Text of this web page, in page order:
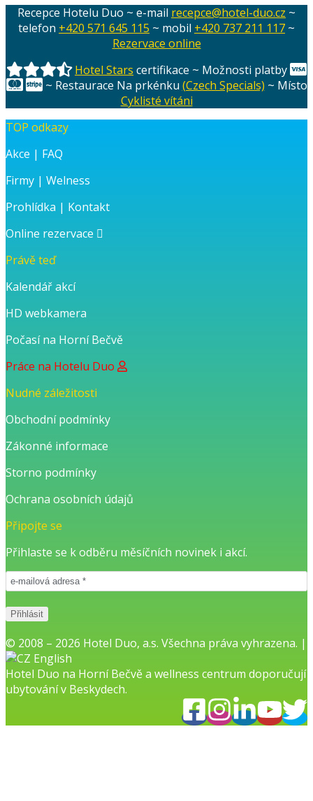
Recepce Hotelu Duo ~ e-mail recepce@hotel-duo.cz ~
telefon +420 571 645 115 ~ mobil +420 737 211 117 ~
Rezervace online
Hotel Stars certifikace ~ Možnosti platby
~ Restaurace Na prkénku (Czech Specials) ~ Místo
Cyklisté vítáni
TOP odkazy
Akce | FAQ
Firmy | Welness
Prohlídka | Kontakt
Online rezervace
Právě teď
Kalendář akcí
HD webkamera
Počasí na Horní Bečvě
Práce na Hotelu Duo
Nudné záležitosti
Obchodní podmínky
Zákonné informace
Storno podmínky
Ochrana osobních údajů
Připojte se
Přihlaste se k odběru měsíčních novinek i akcí.
© 2008 – 2026 Hotel Duo, a.s. Všechna práva vyhrazena. |
English
Hotel Duo na Horní Bečvěa wellness centrum doporučují
ubytování v Beskydech.